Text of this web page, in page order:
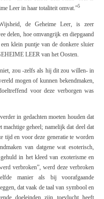
Leer in haar totaliteit omvat.”5
de Geheime Leer, is zeer
delen, hoe omvangrijk en diepgaand
klein puntje van de donkere sluier
LEER van het Oosten
zou -zelfs als hij dit zou willen- in
mogen of kunnen bekendmaken,
voor deze verborgen was
in gedachten moeten houden dat
machtige geheel; namelijk dat deel dat
tijd en voor deze generatie te worden
van datgene wat esoterisch,
in het kleed van exoterisme en
verbroken”, werd deze verbroken
manier als bij voorafgaande
dat vaak de taal van symbool en
doeleinden zijn toevlucht heeft